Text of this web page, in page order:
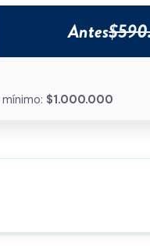
Antes
$1.000.000